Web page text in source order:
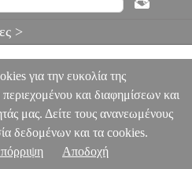
ΜΟΥΣΙΚΑ ΒΙΒΛΙΑ
>
για την ευκολία της
και διαφημίσεων και
μας. Δείτε τους ανανεωμένους
δεδομένων και τα cookies.
Αποδοχή